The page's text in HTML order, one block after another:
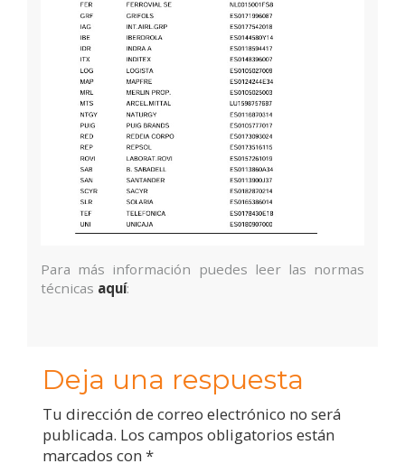
Para más información puedes leer las normas
técnicas aquí:
Deja una respuesta
Tu dirección de correo electrónico no será
publicada. Los campos obligatorios están
marcados con *